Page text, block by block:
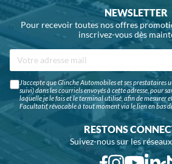
NEWSLETTER
Pour recevoir toutes nos offres
inscrivez-vous dès
J'accepte que Glinche Automobiles et ses prestataires
suivi) dans les courriels envoyés à cette adresse, pour
laquelle je le fais et le terminal utilisé, afin de mesurer
Facultatif, révocable à tout moment via le lien en bas
RESTONS
Suivez-nous sur les